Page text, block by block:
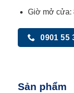
Giờ mở cửa:
0901 55
Sản phẩm